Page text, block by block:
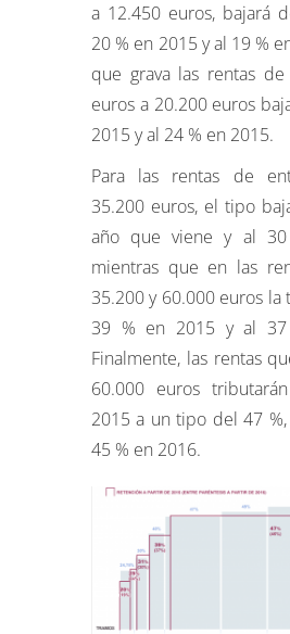
a 12.450 euros, bajará
20 % en 2015 y al 19 %
que grava las rentas
euros a 20.200 euros
2015 y al 24 % en 2015.
Para las rentas de
35.200 euros, el tipo
año que viene y al
mientras que en las
35.200 y 60.000 euros la
39 % en 2015 y al
Finalmente, las rentas
60.000 euros
2015 a un tipo del 47
45 % en 2016.